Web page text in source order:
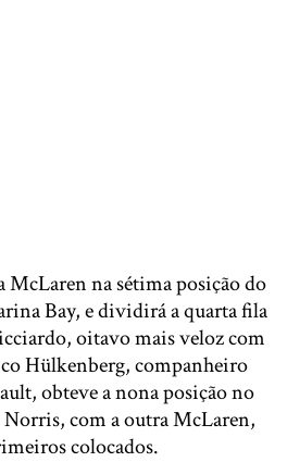
McLaren na sétima posição do
Bay, e dividirá a quarta fila
oitavo mais veloz com
Hülkenberg, companheiro
obteve a nona posição no
com a outra McLaren,
colocados.